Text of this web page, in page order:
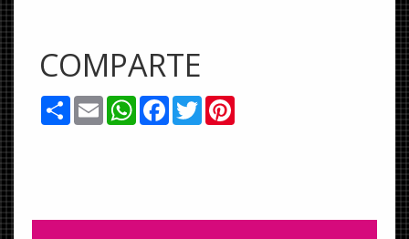
COMPARTE
ShareEmailWhatsApp
Facebook
Twitter